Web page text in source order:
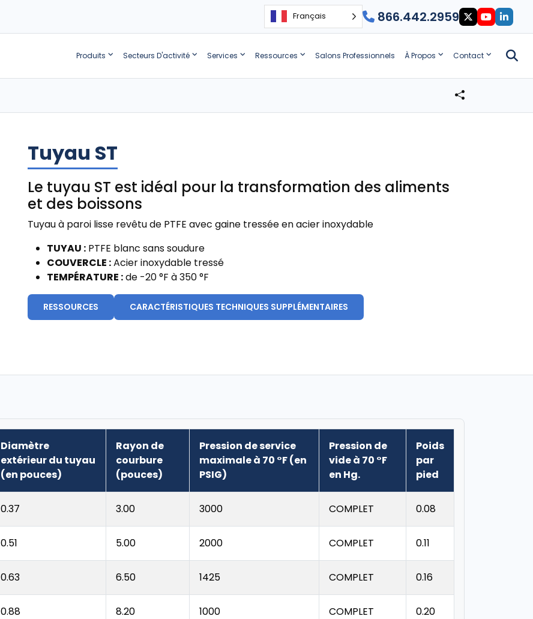
Français 866.442.2959
Produits Secteurs D'activité Services Ressources Salons Professionnels À Propos Contact
Tuyau ST
Le tuyau ST est idéal pour la transformation des aliments
et des boissons
Tuyau à paroi lisse revêtu de PTFE avec gaine tressée en acier inoxydable
TUYAU : PTFE blanc sans soudure
COUVERCLE :Acier inoxydable tressé
TEMPÉRATURE :de -20 °F à 350 °F
RESSOURCES CARACTÉRISTIQUES TECHNIQUES SUPPLÉMENTAIRES
Diamètre
extérieur du tuyau
(en pouces)
Rayon de
courbure
(pouces)
Pression de service
maximale à 70 °F (en
PSIG)
Pression de
vide à 70 °F
en Hg.
Poids
par
pied
0.37 3.00 3000 COMPLET 0.08
0.51 5.00 2000 COMPLET 0.11
0.63 6.50 1425 COMPLET 0.16
0.88 8.20 1000 COMPLET 0.20